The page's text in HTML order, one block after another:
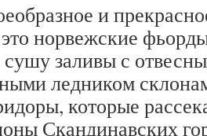
и
норвежские
заливы с
ледником
которые
Скандинавских